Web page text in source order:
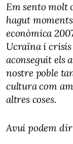
Em sento molt
hagut
econòmica
Ucraïna i
aconseguit els
nostre poble
cultura com
altres coses.
Avui podem